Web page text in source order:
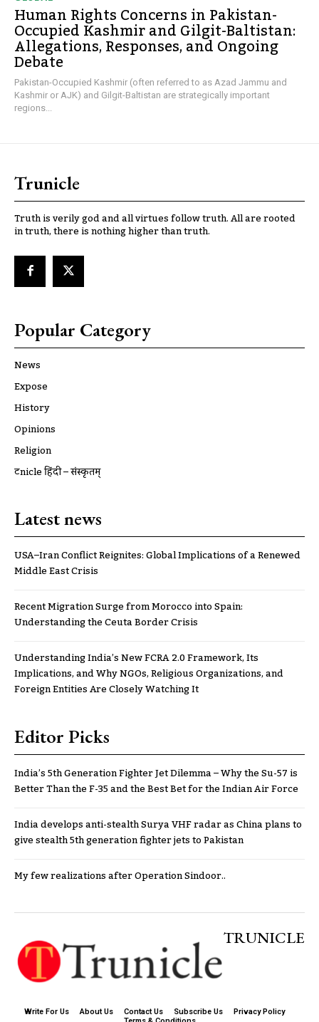
Human Rights Concerns in Pakistan-
Occupied Kashmir and Gilgit-Baltistan:
Allegations, Responses, and Ongoing
Debate
Pakistan-Occupied Kashmir (often referred to as Azad Jammu and
Kashmir or AJK) and Gilgit-Baltistan are strategically important
regions...
Trunicle
Truth is verily god and all virtues follow truth. All are rooted
in truth, there is nothing higher than truth.
Popular Category
News
Expose
History
Opinions
Religion
ट्रूnicle हिंदी – संस्कृतम्
Latest news
USA–Iran Conflict Reignites: Global Implications of a Renewed
Middle East Crisis
Recent Migration Surge from Morocco into Spain:
Understanding the Ceuta Border Crisis
Understanding India’s New FCRA 2.0 Framework, Its
Implications, and Why NGOs, Religious Organizations, and
Foreign Entities Are Closely Watching It
Editor Picks
India’s 5th Generation Fighter Jet Dilemma – Why the Su-57 is
Better Than the F-35 and the Best Bet for the Indian Air Force
India develops anti-stealth Surya VHF radar as China plans to
give stealth 5th generation fighter jets to Pakistan
My few realizations after Operation Sindoor..
TRUNICLE
Write For Us About Us Contact Us Subscribe Us
Privacy Policy